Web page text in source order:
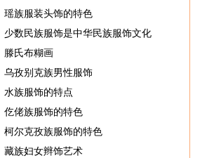
瑶族服装头饰的特色
少数民族服饰是中华民族服饰文化
滕氏布糊画
乌孜别克族男性服饰
水族服饰的特点
仡佬族服饰的特色
柯尔克孜族服饰的特色
藏族妇女辫饰艺术